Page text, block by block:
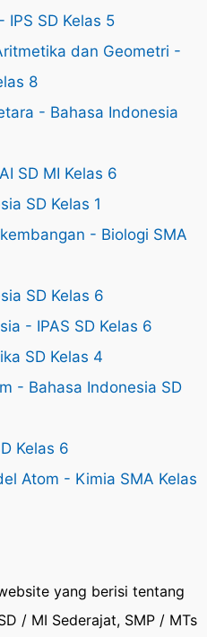
IPS SD Kelas 5
dan Geometri -
8
- Bahasa Indonesia
SD MI Kelas 6
SD Kelas 1
- Biologi SMA
SD Kelas 6
- IPAS SD Kelas 6
SD Kelas 4
- Bahasa Indonesia SD
Kelas 6
Atom - Kimia SMA Kelas
yang berisi tentang
/ MI Sederajat, SMP / MTs